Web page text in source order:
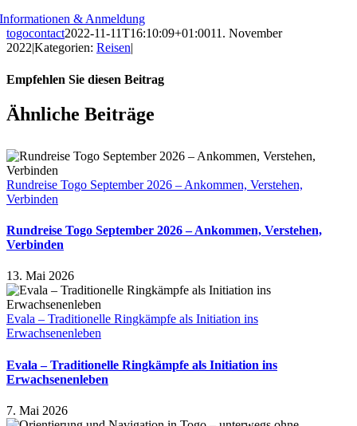
Informationen & Anmeldung
togocontact2022-11-11T16:10:09+01:0011. November
2022|Kategorien: Reisen|
Empfehlen Sie diesen Beitrag
Facebook
X
Reddit
LinkedIn
Tumblr
Pinterest
Ähnliche Beiträge
Rundreise Togo September 2026 – Ankommen, Verstehen,
Verbinden
Rundreise Togo September 2026 – Ankommen, Verstehen,
Verbinden
13. Mai 2026
Evala – Traditionelle Ringkämpfe als Initiation ins
Erwachsenenleben
Evala – Traditionelle Ringkämpfe als Initiation ins
Erwachsenenleben
7. Mai 2026